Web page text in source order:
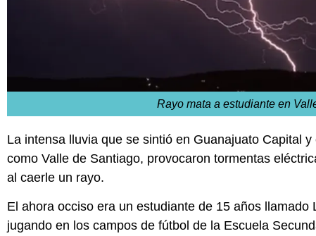
Rayo mata a estudiante en
La intensa lluvia que se sintió en Guanajuato Capital
como Valle de Santiago, provocaron tormentas
al caerle un rayo.
El ahora occiso era un estudiante de 15 años llamado
jugando en los campos de fútbol de la Escuela